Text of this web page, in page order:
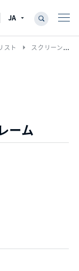
スト arrow_right スクリーン
ーム